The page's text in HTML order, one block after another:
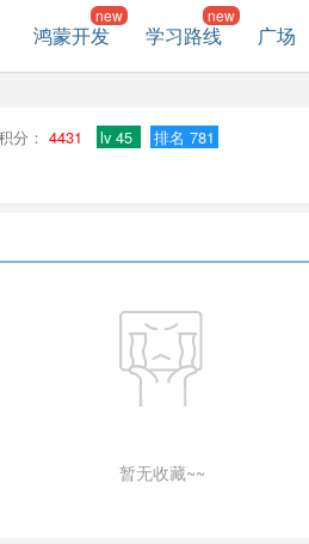
鸿蒙开发 学习路线 广场
分： 4431 lv 45 排名 781
暂无收藏~~